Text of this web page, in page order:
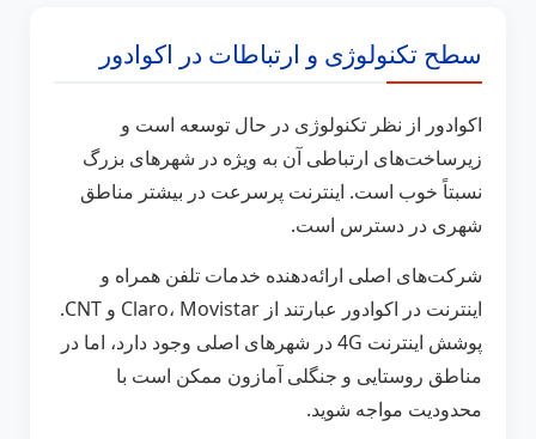
سطح تکنولوژی و ارتباطات در اکوادور
اکوادور از نظر تکنولوژی در حال توسعه است و
زیرساخت‌های ارتباطی آن به ویژه در شهرهای بزرگ
نسبتاً خوب است. اینترنت پرسرعت در بیشتر مناطق
شهری در دسترس است.
شرکت‌های اصلی ارائه‌دهنده خدمات تلفن همراه و
اینترنت در اکوادور عبارتند از Claro، Movistar و CNT.
پوشش اینترنت 4G در شهرهای اصلی وجود دارد، اما در
مناطق روستایی و جنگلی آمازون ممکن است با
محدودیت مواجه شوید.